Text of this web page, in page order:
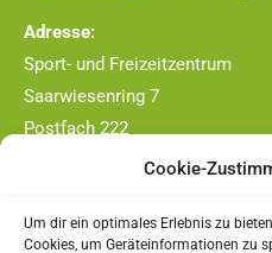
Cookie-
Um dir ein optimales Erlebnis zu
Cookies, um Geräteinformationen zu
Adresse:
Sport- und Freizeitzentrum
Saarwiesenring 7
Postfach 222
0177/4409790